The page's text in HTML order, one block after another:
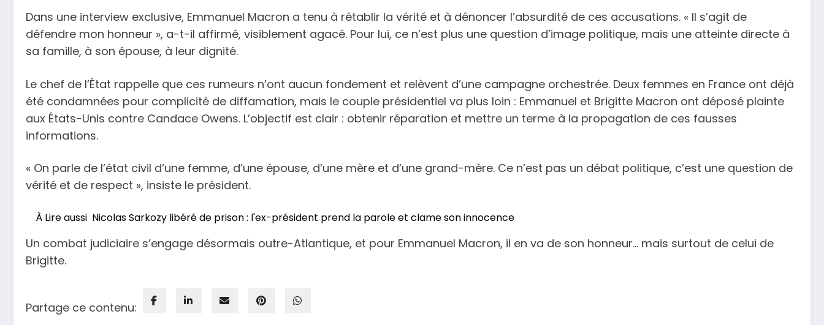
Dans une interview exclusive, Emmanuel Macron a tenu à rétablir la vérité et à dénoncer l’absurdité de ces accusations. « Il s’agit de
défendre mon honneur », a-t-il affirmé, visiblement agacé. Pour lui, ce n’est plus une question d’image politique, mais une atteinte directe à
sa famille, à son épouse, à leur dignité.
Le chef de l’État rappelle que ces rumeurs n’ont aucun fondement et relèvent d’une campagne orchestrée. Deux femmes en France ont déjà
été condamnées pour complicité de diffamation, mais le couple présidentiel va plus loin : Emmanuel et Brigitte Macron ont déposé plainte
aux États-Unis contre Candace Owens. L’objectif est clair : obtenir réparation et mettre un terme à la propagation de ces fausses
informations.
« On parle de l’état civil d’une femme, d’une épouse, d’une mère et d’une grand-mère. Ce n’est pas un débat politique, c’est une question de
vérité et de respect », insiste le président.
À Lire aussi Nicolas Sarkozy libéré de prison : l'ex-président prend la parole et clame son innocence
Un combat judiciaire s’engage désormais outre-Atlantique, et pour Emmanuel Macron, il en va de son honneur… mais surtout de celui de
Brigitte.
Partage ce contenu: